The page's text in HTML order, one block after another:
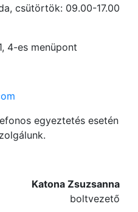
csütörtök: 09.00-17.00
4-es menüpont
egyeztetés esetén
Katona Zsuzsanna
boltvezető